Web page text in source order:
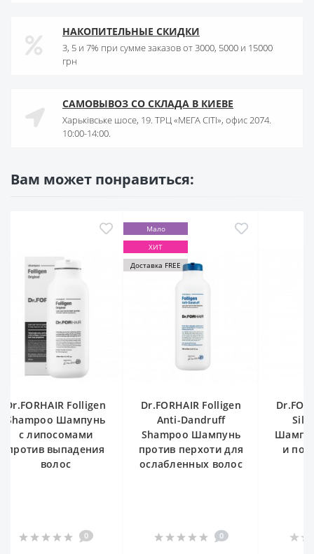
НАКОПИТЕЛЬНЫЕ СКИДКИ
3, 5 и 7% при сумме заказов от 3000, 5000 и 15000
грн
САМОВЫВОЗ СО СКЛАДА В КИЕВЕ
Харьківське шосе, 19. ТРЦ «МЕГА СІТІ», офис 2074.
10:00-14:00.
Вам может понравиться:
Dr.FORHAIR Folligen
Shampoo Шампунь
с липосомами
против выпадения
волос
0
Мало
ХИТ
Доставка FREE
Dr.FORHAIR Folligen
Anti-Dandruff
Shampoo Шампунь
против перхоти для
ослабленных волос
0
Silk
и